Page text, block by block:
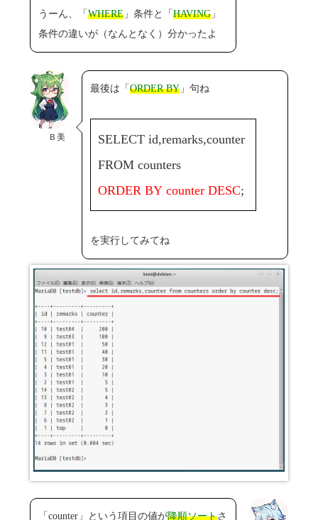
うーん、「WHERE 」条件と「HAVING 」
条件の違いが（なんとなく）分かったよ
Ｂ美
最後は「 ORDER BY」句ね
SELECT id,remarks,counter
FROM counters
ORDER BY counter DESC;
を実行してみてね
「counter」という項目の値が降順ソートさ